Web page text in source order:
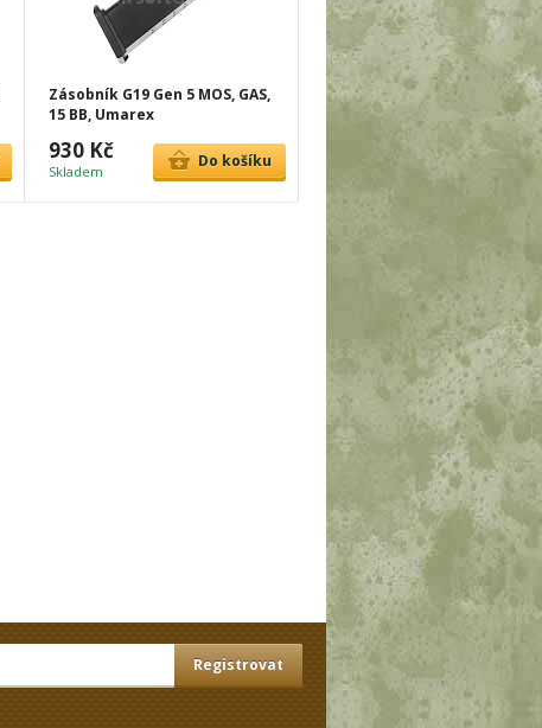
Zásobník G19 Gen 5 MOS, GAS,
15 BB, Umarex
930 Kč
Skladem
Do košíku